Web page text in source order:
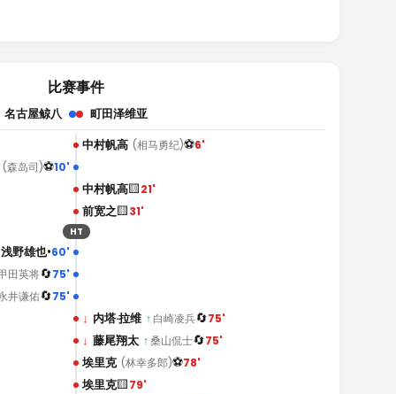
比赛事件
名古屋鲸八
町田泽维亚
中村帆高 (相马勇纪)⚽6'
10'
⚽
(森岛司)
中村帆高🟨21'
前宽之🟨31'
HT
60'
•
浅野雄也
75'
🔄
田英将
75'
🔄
井谦佑
↓ 内塔·拉维 ↑ 白崎凌兵🔄75'
↓ 藤尾翔太 ↑桑山侃士🔄75'
埃里克 (林幸多郎)⚽78'
埃里克🟨79'